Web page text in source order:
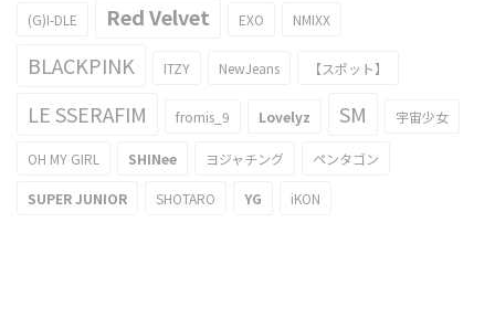
(G)I-DLE Red Velvet EXO NMIXX
BLACKPINK ITZY NewJeans 【スポット】
LE SSERAFIM fromis_9 Lovelyz SM 宇宙少女
OH MY GIRL SHINee ヨジャチング ペンタゴン
SUPER JUNIOR SHOTARO YG iKON